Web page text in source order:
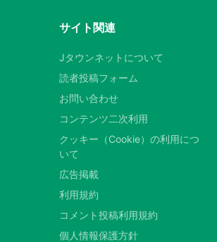
サイト関連
Jタウンネットについて
読者投稿フォーム
お問い合わせ
コンテンツ二次利用
クッキー（Cookie）の利用につ
いて
広告掲載
利用規約
コメント投稿利用規約
個人情報保護方針